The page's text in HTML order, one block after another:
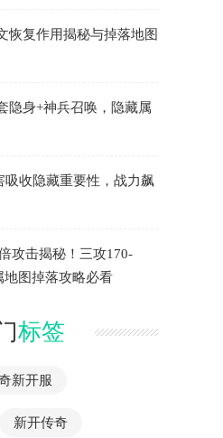
恢复作用揭秘与掉落地图
隐身+神兵召唤，隐藏属
吸收隐藏重要性，战力飙
攻击揭秘！三攻170-
地图掉落攻略必看
标签
新开服
新开传奇